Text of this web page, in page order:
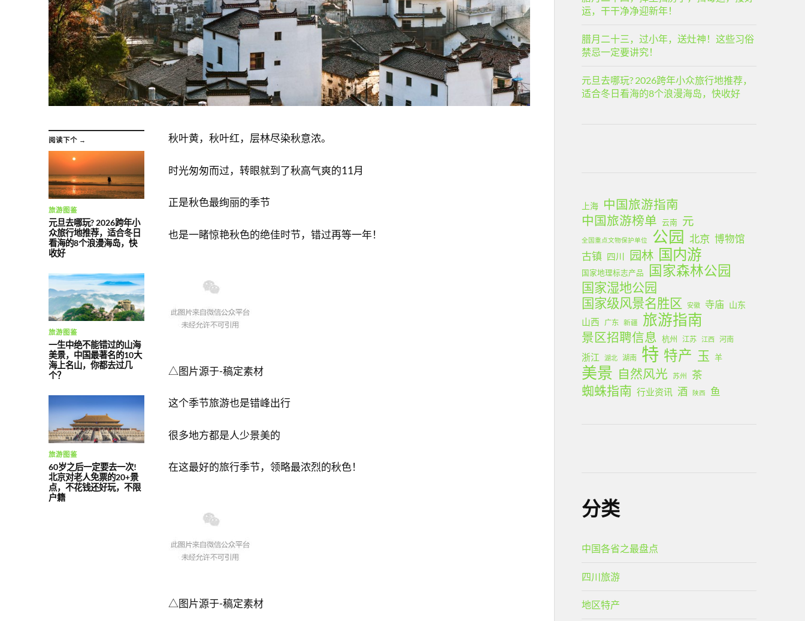
阅读下个 →
旅游图鉴
元旦去哪玩? 2026跨年小
众旅行地推荐，适合冬日
看海的8个浪漫海岛，快
收好
旅游图鉴
一生中绝不能错过的山海
美景，中国最著名的10大
海上名山，你都去过几
个？
旅游图鉴
60岁之后一定要去一次!
北京对老人免票的20+景
点，不花钱还好玩，不限
户籍
秋叶黄，秋叶红，层林尽染秋意浓。
时光匆匆而过，转眼就到了秋高气爽的11月
正是秋色最绚丽的季节
也是一睹惊艳秋色的绝佳时节，错过再等一年！
△图片源于-稿定素材
这个季节旅游也是错峰出行
很多地方都是人少景美的
在这最好的旅行季节，领略最浓烈的秋色！
△图片源于-稿定素材
运，干干净净迎新年！
腊月二十三，过小年，送灶神！这些习俗
禁忌一定要讲究！
元旦去哪玩? 2026跨年小众旅行地推荐，
适合冬日看海的8个浪漫海岛，快收好
上海
中国旅游指南
中国旅游榜单 云南 元
全国重点文物保护单位 公园 北京 博物馆
古镇 四川 园林 国内游
国家地理标志产品 国家森林公园
国家湿地公园
国家级风景名胜区
安徽 寺庙 山东
山西 广东 新疆 旅游指南
景区招聘信息 杭州 江苏 江西 河南
浙江 湖北 湖南 特 特产 玉 羊
美景 自然风光 苏州 茶
蜘蛛指南 行业资讯 酒 陕西 鱼
分类
中国各省之最盘点
四川旅游
地区特产